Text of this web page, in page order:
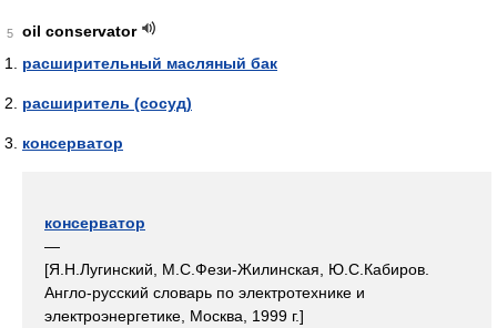
5
oil conservator
расширительный масляный бак
расширитель (сосуд)
консерватор
консерватор
—
[Я.Н.Лугинский, М.С.Фези-Жилинская, Ю.С.Кабиров.
Англо-русский словарь по электротехнике и
электроэнергетике, Москва, 1999 г.]